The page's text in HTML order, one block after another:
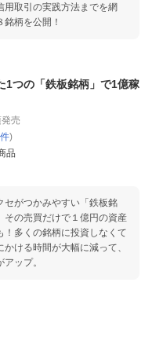
界につなげるかまでカバー。
声があがっています。 【高
たが、知識量が倍増して、 お
消された」（51歳・女性）
スキマ時間だけの勉強で合格
会社員） ・「テレビを見る
くなり、高速読書を始めた
、趣味の友だちができまし
たが今の生活
るなら、 あるいは、より豊か
るなら、 高速読書はあなたを
の武器になってくれます。
ださい。
用取引の実践方法までを網
柄を公開！
1つの「鉄板銘柄」で1億稼
発売
件)
品
セがつかみやすい「鉄板銘
その売買だけで１億円の資産
！多くの銘柄に投資しなくて
ける時間が大幅に減って、
ップ。